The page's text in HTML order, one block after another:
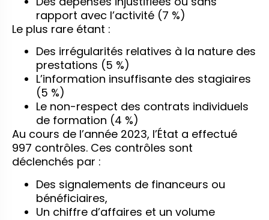
rapport avec l’activité (7 %)
Le plus rare étant :
Des irrégularités relatives à la nature des
prestations (5 %)
L’information insuffisante des stagiaires
(5 %)
Le non-respect des contrats individuels
de formation (4 %)
Au cours de l’année 2023, l’État a effectué
997 contrôles. Ces contrôles sont
déclenchés par :
Des signalements de financeurs ou
bénéficiaires,
Un chiffre d’affaires et un volume